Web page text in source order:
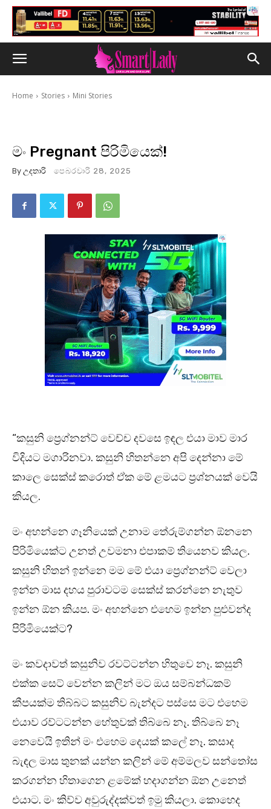
Home Stories Mini Stories
මං Pregnant පිරිමියෙක්!
By උදතාරි පෙබරවාරි 28, 2025
“කසුනි ප්‍රෙග්නන්ට් වෙච්ච දවසෙ ඉඳල එයා මාව මාර
විදියට මගාරිනවා. කසුනි හිතන්නෙ අපි දෙන්නා මේ
කාලෙ සෙක්ස් කරොත් ඒක මේ ළමයට ප්‍රශ්නයක් වෙයි
කියල.
මං අහන්නෙ ගෑනියෙක් උනාම තේරුම්ගන්න ඕනනෙ
පිරිමියෙක්ට උනත් උවමනා එපාකම් තියෙනව කියල.
කසුනි හිතන් ඉන්නෙ මම මේ එයා ප්‍රෙග්නන්ට් වෙලා
ඉන්න මාස දහය පුරාවටම සෙක්ස් කරන්නෙ නැතුව
ඉන්න ඕන කියප. මං අහන්නෙ එහෙම ඉන්න පුළුවන්ද
පිරිමියෙක්ට?
මං කවදාවත් කසුනිව රවට්ටන්න හිතුවෙ නෑ. කසුනි
එක්ක සෙට් වෙන්න කලින් මට ඔය සම්බන්ධකම්
කීපයක්ම තිබ්බට කසුනිව බැන්දට පස්සෙ මට එහෙම
එයාව රව්ටටන්න හේතුවක් තිබ්බෙ නෑ. තිබ්බෙ නෑ
නෙවෙයි ඉතින් මං එහෙම දෙයක් කලේ නෑ. කසාද
බැඳල මාස තුනක් යන්න කලින් මේ අම්මලව සන්තෝස
කරගන්න හිතාගෙන ළමේක් හදාගන්න ඕන උනෙත්
එයාට. මං කිව්ව අවුරුද්දක්වත් ඉමු කියලා. කොහෙද